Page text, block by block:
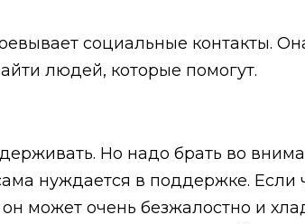
социальные контакты.
людей, которые помогут.
Но надо брать во
нуждается в поддержке. Если
может очень безжалостно и